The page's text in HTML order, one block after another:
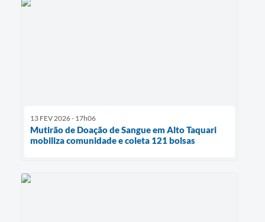
13 FEV 2026 - 17h06
Mutirão de Doação de Sangue em Alto Taquari
mobiliza comunidade e coleta 121 bolsas